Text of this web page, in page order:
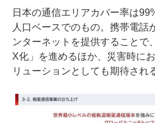
日本の通信エリアカバー率は
人口ベースでのもの。携帯電話
ンターネットを提供することで
X化」を進めるほか、災害時に
リューションとしても期待され